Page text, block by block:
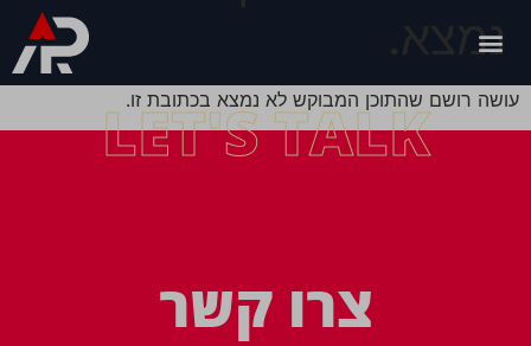
נמצא.
עושה רושם שהתוכן המבוקש לא נמצא בכתובת זו.
LET'S TALK
צרו קשר